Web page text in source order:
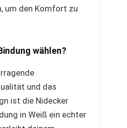
um den Komfort zu
wählen?
und das
ist die Nidecker
in Weiß ein echter